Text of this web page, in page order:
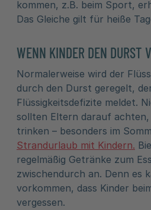
kommen, z.B. beim Sport,
Das Gleiche gilt für heiße
WENN KINDER DEN DURST
Normalerweise wird der
durch den Durst geregelt,
Flüssigkeitsdefizite meldet.
sollten Eltern darauf achten,
trinken – besonders im
Strandurlaub mit Kindern.
regelmäßig Getränke zum
zwischendurch an. Denn es
vorkommen, dass Kinder
vergessen.